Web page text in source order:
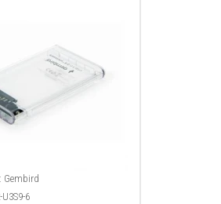
Gembird
U3S9-6